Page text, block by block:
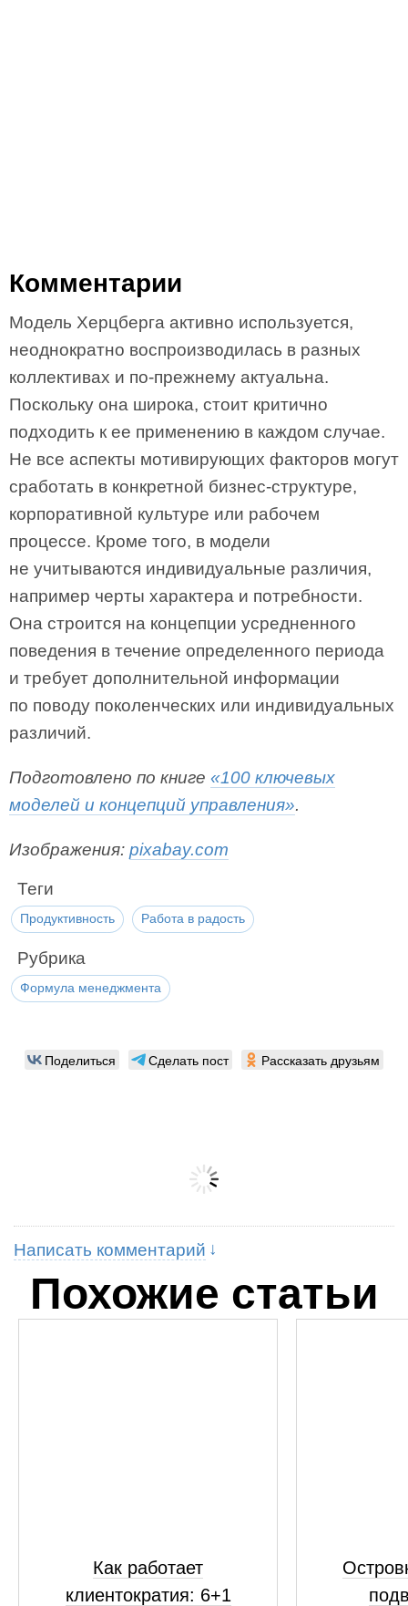
Комментарии
Модель Херцберга активно используется,
неоднократно воспроизводилась в разных
коллективах и по-прежнему актуальна.
Поскольку она широка, стоит критично
подходить к ее применению в каждом случае.
Не все аспекты мотивирующих факторов могут
сработать в конкретной бизнес-структуре,
корпоративной культуре или рабочем
процессе. Кроме того, в модели
не учитываются индивидуальные различия,
например черты характера и потребности.
Она строится на концепции усредненного
поведения в течение определенного периода
и требует дополнительной информации
по поводу поколенческих или индивидуальных
различий.
Подготовлено по книге «100 ключевых
моделей и концепций управления».
Изображения: pixabay.com
Теги
Продуктивность Работа в радость
Рубрика
Формула менеджмента
Поделиться Сделать пост Рассказать друзьям
Написать комментарий
Похожие статьи
Как работает
клиентократия: 6+1